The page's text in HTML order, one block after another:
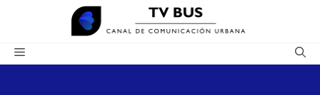
contenido
Menú